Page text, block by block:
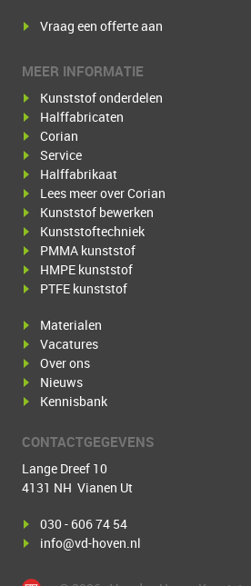
Vraag een offerte aan
MEER INFORMATIE
Kunststof onderdelen
Halffabricaten
Corian
Service
Halffabrikaat
Lees meer over Corian
Kunststof bewerken
Kunststoftechniek
PMMA kunststof
HMPE kunststof
PTFE kunststof
Materialen
Vacatures
Over ons
Nieuws
Kennisbank
CONTACTGEGEVENS
Lange Dreef 10
4131 NH Vianen Ut
030 - 606 74 54
info@vd-hoven.nl